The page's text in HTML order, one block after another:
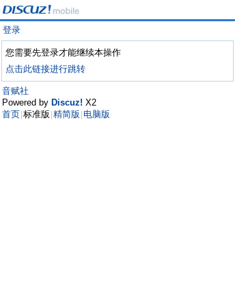
登录
您需要先登录才能继续本操作
点击此链接进行跳转
音赋社
Powered by Discuz! X2
首页 标准版 精简版 电脑版